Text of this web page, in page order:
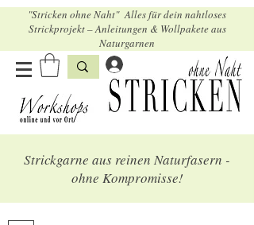
"Stricken ohne Naht" Alles für dein nahtloses
Strickprojekt – Anleitungen & Wollpakete aus
Naturgarnen
Strickgarne aus reinen Naturfasern -
ohne Kompromisse!